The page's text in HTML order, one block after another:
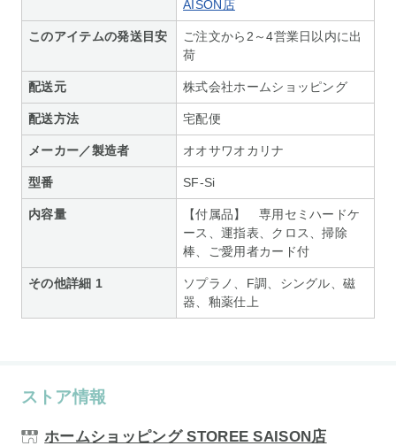
AISON店
このアイテムの発送目安
ご注文から2～4営業日以内に出
荷
配送元 株式会社ホームショッピング
配送方法 宅配便
メーカー／製造者 オオサワオカリナ
型番 SF-Si
内容量
【付属品】 専用セミハードケ
ース、運指表、クロス、掃除
棒、ご愛用者カード付
その他詳細 1
ソプラノ、F調、シングル、磁
器、釉薬仕上
ストア情報
ホームショッピング STOREE SAISON店